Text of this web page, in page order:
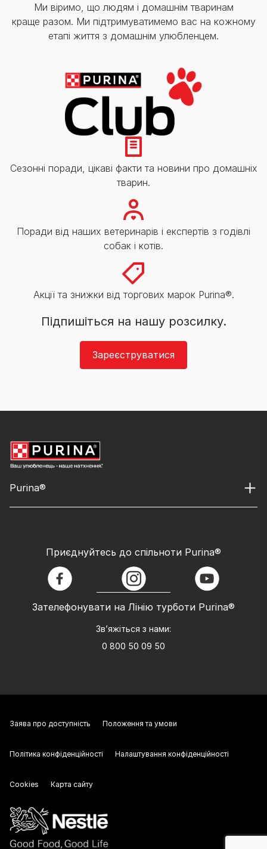
Ми віримо, що людям і домашнім тваринам
краще разом. Ми підтримуватимемо вас на кожному
етапі життя з домашнім улюбленцем.
Сезонні поради, цікаві факти та новини про домашніх
тварин.
Поради від наших ветеринарів і експертів з годівлі
собак і котів.
Акції та знижки від торгових марок Purina®.
Підпишіться на нашу розсилку.
Зареєструватися
Purina®
Зателефонувати на Лінію турботи Purina®
Зв’яжіться з нами:
0 800 50 09 50
Приєднуйтесь до спільноти Purina®
facebook instagram youtube
Заява про доступність Положення та умови
Політика конфіденційності Налаштування конфіденційності
Cookies Карта сайту